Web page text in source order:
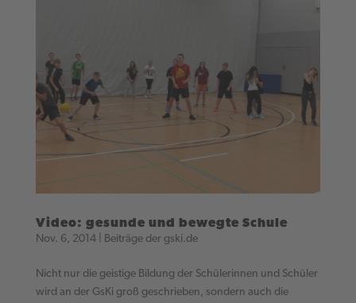
Video: gesunde und bewegte Schule
Nov. 6, 2014| Beiträge der gski.de
Nicht nur die geistige Bildung der Schülerinnen und Schüler
wird an der GsKi groß geschrieben, sondern auch die